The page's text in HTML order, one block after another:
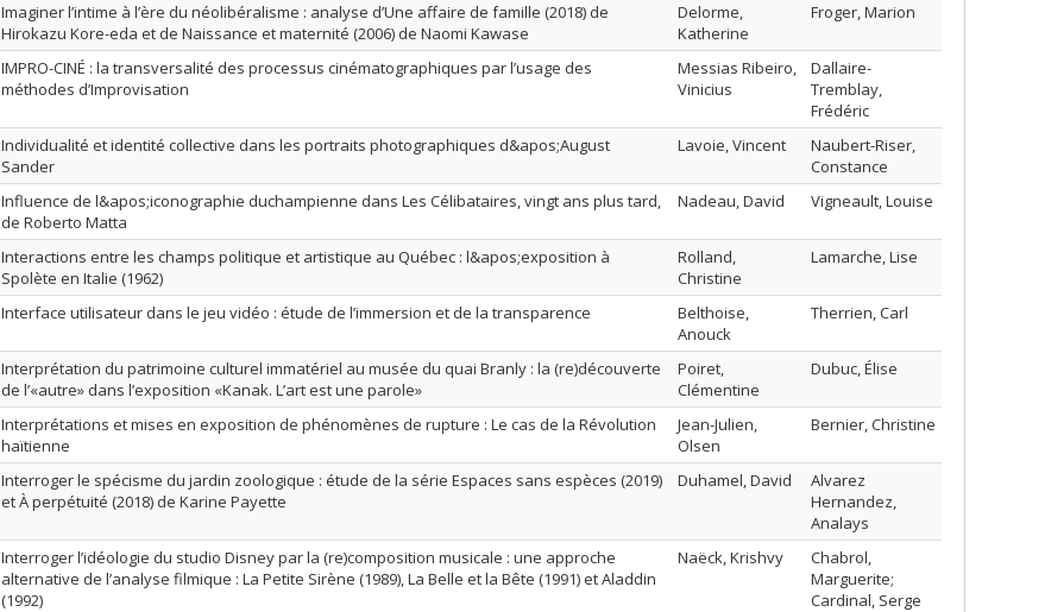
Imaginer l’intime à l’ère du néolibéralisme : analyse d’Une affaire de famille (2018) de
Hirokazu Kore-eda et de Naissance et maternité (2006) de Naomi Kawase
Delorme,
Katherine
Froger, Marion
IMPRO-CINÉ : la transversalité des processus cinématographiques par l’usage des
méthodes d’Improvisation
Messias Ribeiro,
Vinicius
Dallaire-
Tremblay,
Frédéric
Individualité et identité collective dans les portraits photographiques d&apos;August
Sander
Lavoie, Vincent
Naubert-Riser,
Constance
Influence de l&apos;iconographie duchampienne dans Les Célibataires, vingt ans plus tard,
de Roberto Matta
Nadeau, David Vigneault, Louise
Interactions entre les champs politique et artistique au Québec : l&apos;exposition à
Spolète en Italie (1962)
Rolland,
Christine
Lamarche, Lise
Interface utilisateur dans le jeu vidéo : étude de l’immersion et de la transparence
Belthoise,
Anouck
Therrien, Carl
Interprétation du patrimoine culturel immatériel au musée du quai Branly : la (re)découverte
de l’«autre» dans l’exposition «Kanak. L’art est une parole»
Poiret,
Clémentine
Dubuc, Élise
Interprétations et mises en exposition de phénomènes de rupture : Le cas de la Révolution
haïtienne
Jean-Julien,
Olsen
Bernier, Christine
Interroger le spécisme du jardin zoologique : étude de la série Espaces sans espèces (2019)
et À perpétuité (2018) de Karine Payette
Duhamel, David
Alvarez
Hernandez,
Analays
Interroger l’idéologie du studio Disney par la (re)composition musicale : une approche
alternative de l’analyse filmique : La Petite Sirène (1989), La Belle et la Bête (1991) et Aladdin
(1992)
Naëck, Krishvy
Chabrol,
Marguerite;
Cardinal, Serge